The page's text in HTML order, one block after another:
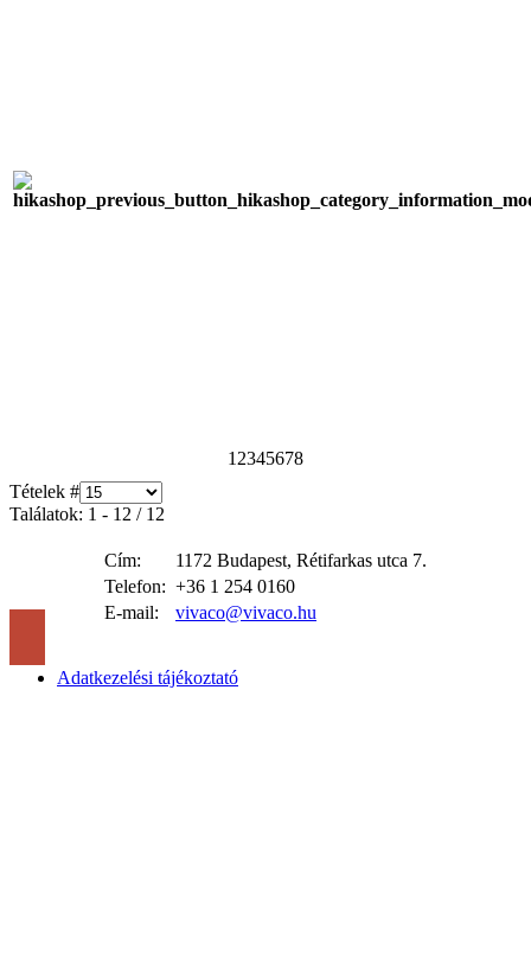
1 2345678
Tételek #
Találatok: 1 - 12 / 12
Cím:
1172 Budapest, Rétifarkas utca 7.
Telefon: +36 1 254 0160
E-mail:
vivaco@vivaco.hu
Adatkezelési tájékoztató